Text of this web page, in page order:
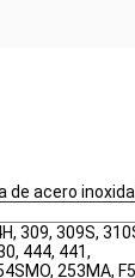
de acero
309, 309S,
444, 441,
253MA,